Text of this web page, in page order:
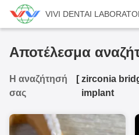
VIVI DENTAI
Αποτέλεσμα
Η αναζήτησή
σας
[zirconia
implant